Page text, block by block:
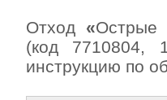
Отход «Острые
(код 7710804,
инструкцию по